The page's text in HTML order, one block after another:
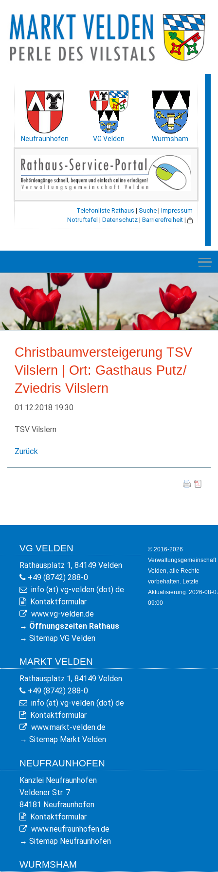
Neufraunhofen VG Velden Wurmsham
Telefonliste Rathaus | Suche | Impressum
Notruftafel | Datenschutz | Barrierefreiheit |
NEUES
RATHAUS
VELDEN
GESCHICHTE
LEBEN+WOHNEN
Christbaumversteigerung TSV
Vilslern | Ort: Gasthaus Putz/
Zviedris Vilslern
01.12.2018 19:30
TSV Vilslern
Zurück
VG VELDEN
Rathausplatz 1, 84149 Velden
+49 (8742) 288-0
info (at) vg-velden (dot) de
Kontaktformular
www.vg-velden.de
→ Öffnungszeiten Rathaus
→ Sitemap VG Velden
MARKT VELDEN
Rathausplatz 1, 84149 Velden
+49 (8742) 288-0
info (at) vg-velden (dot) de
Kontaktformular
www.markt-velden.de
→ Sitemap Markt Velden
NEUFRAUNHOFEN
Kanzlei Neufraunhofen
Veldener Str. 7
84181 Neufraunhofen
Kontaktformular
www.neufraunhofen.de
→ Sitemap Neufraunhofen
WURMSHAM
© 2016-2026
Verwaltungsgemeinschaft
Velden, alle Rechte
vorbehalten. Letzte
Aktualisierung: 2026-08-
09:00